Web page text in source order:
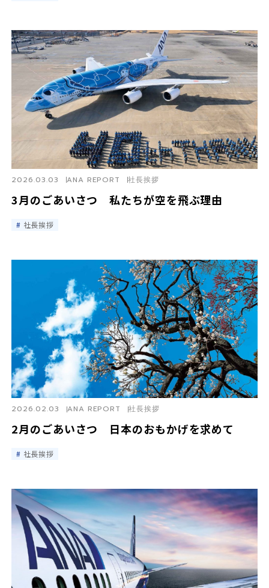
3月のごあいさつ 私たちが空を飛ぶ理由
2026.03.03 ANA REPORT 社長挨拶
社長挨拶
2月のごあいさつ 日本のおもかげを求めて
2026.02.03 ANA REPORT 社長挨拶
社長挨拶